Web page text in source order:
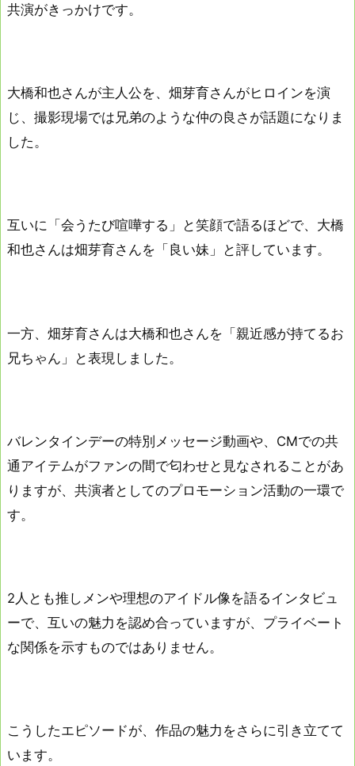
共演がきっかけです。
大橋和也さんが主人公を、畑芽育さんがヒロインを演
じ、撮影現場では兄弟のような仲の良さが話題になりま
した。
互いに「会うたび喧嘩する」と笑顔で語るほどで、大橋
和也さんは畑芽育さんを「良い妹」と評しています。
一方、畑芽育さんは大橋和也さんを「親近感が持てるお
兄ちゃん」と表現しました。
バレンタインデーの特別メッセージ動画や、CMでの共
通アイテムがファンの間で匂わせと見なされることがあ
りますが、共演者としてのプロモーション活動の一環で
す。
2人とも推しメンや理想のアイドル像を語るインタビュ
ーで、互いの魅力を認め合っていますが、プライベート
な関係を示すものではありません。
こうしたエピソードが、作品の魅力をさらに引き立てて
います。